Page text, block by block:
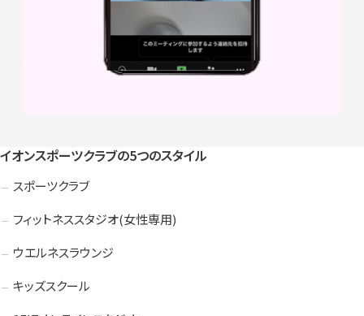
イオンスポーツクラブの5つのスタイル
スポーツクラブ
フィットネススタジオ(女性専用)
ウエルネスラウンジ
キッズスクール